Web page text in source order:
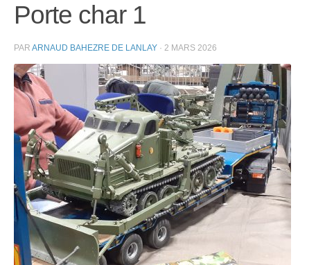
Porte char 1
PAR ARNAUD BAHEZRE DE LANLAY · 2 MARS 2026